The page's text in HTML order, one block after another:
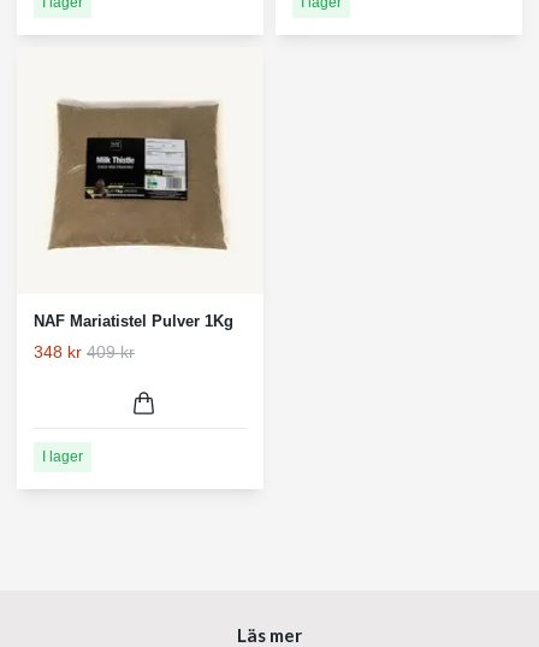
NAF Mariatistel Pulver 1Kg
348 kr 409 kr
I lager
Läs mer